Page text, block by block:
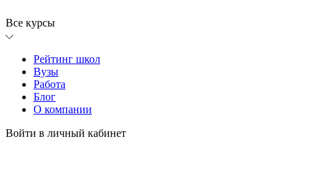
Все курсы
Рейтинг школ
Вузы
Работа
Блог
О компании
Войти в личный кабинет